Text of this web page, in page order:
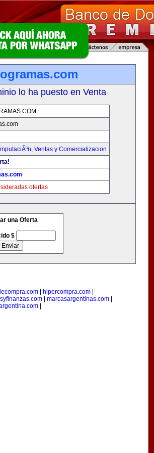
lo ha puesto en Venta
, Ventas y Comercializacion
ofertas
una Oferta
$
hipercompra.com
| marcasargentinas.com|